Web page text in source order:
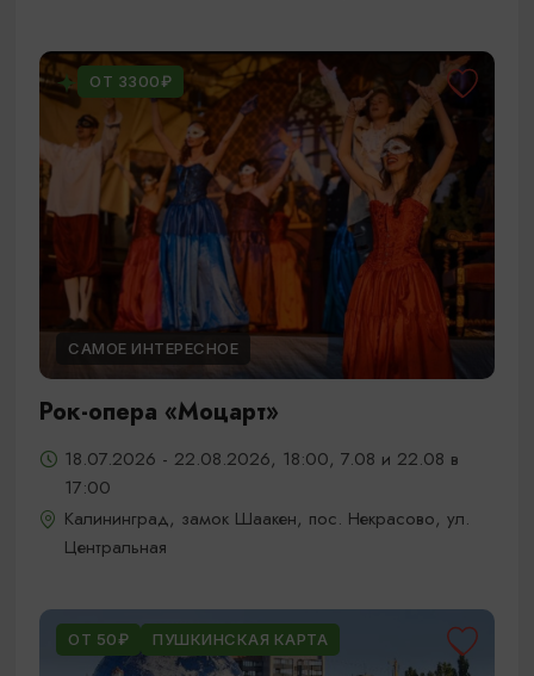
ОТ 3300₽
САМОЕ ИНТЕРЕСНОЕ
Рок-опера «Моцарт»
18.07.2026 - 22.08.2026, 18:00, 7.08 и 22.08 в
17:00
Калининград, замок Шаакен, пос. Некрасово, ул.
Центральная
ОТ 50₽ ПУШКИНСКАЯ КАРТА